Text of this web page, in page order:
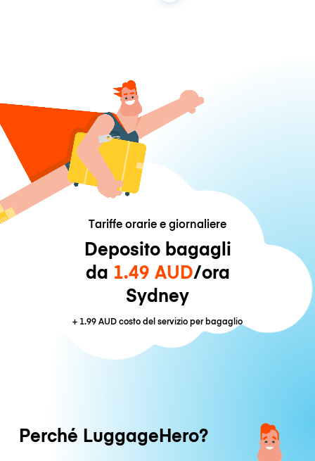
Tariffe orarie e giornaliere
Deposito bagagli
da 1.49 AUD/ora
Sydney
+ 1.99 AUDcosto del servizio per bagaglio
Perché LuggageHero?